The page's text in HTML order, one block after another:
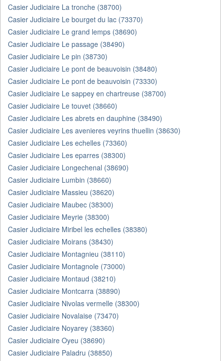
Casier Judiciaire La tronche (38700)
Casier Judiciaire Le bourget du lac (73370)
Casier Judiciaire Le grand lemps (38690)
Casier Judiciaire Le passage (38490)
Casier Judiciaire Le pin (38730)
Casier Judiciaire Le pont de beauvoisin (38480)
Casier Judiciaire Le pont de beauvoisin (73330)
Casier Judiciaire Le sappey en chartreuse (38700)
Casier Judiciaire Le touvet (38660)
Casier Judiciaire Les abrets en dauphine (38490)
Casier Judiciaire Les avenieres veyrins thuellin (38630)
Casier Judiciaire Les echelles (73360)
Casier Judiciaire Les eparres (38300)
Casier Judiciaire Longechenal (38690)
Casier Judiciaire Lumbin (38660)
Casier Judiciaire Massieu (38620)
Casier Judiciaire Maubec (38300)
Casier Judiciaire Meyrie (38300)
Casier Judiciaire Miribel les echelles (38380)
Casier Judiciaire Moirans (38430)
Casier Judiciaire Montagnieu (38110)
Casier Judiciaire Montagnole (73000)
Casier Judiciaire Montaud (38210)
Casier Judiciaire Montcarra (38890)
Casier Judiciaire Nivolas vermelle (38300)
Casier Judiciaire Novalaise (73470)
Casier Judiciaire Noyarey (38360)
Casier Judiciaire Oyeu (38690)
Casier Judiciaire Paladru (38850)